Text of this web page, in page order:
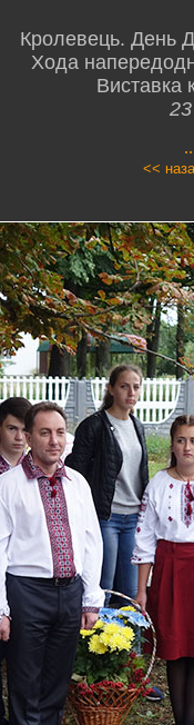
Кролевець. День
Хода
Виставка
<<